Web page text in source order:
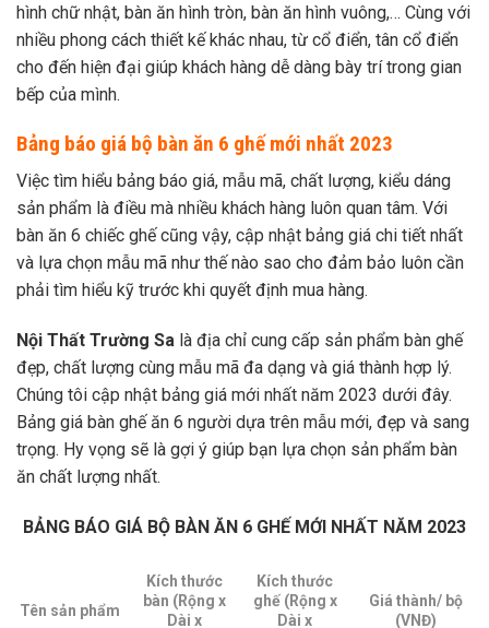
hình chữ nhật, bàn ăn hình tròn, bàn ăn hình vuông,… Cùng với
nhiều phong cách thiết kế khác nhau, từ cổ điển, tân cổ điển
cho đến hiện đại giúp khách hàng dễ dàng bày trí trong gian
bếp của mình.
Bảng báo giá bộ bàn ăn 6 ghế mới nhất 2023
Việc tìm hiểu bảng báo giá, mẫu mã, chất lượng, kiểu dáng
sản phẩm là điều mà nhiều khách hàng luôn quan tâm. Với
bàn ăn 6 chiếc ghế cũng vậy, cập nhật bảng giá chi tiết nhất
và lựa chọn mẫu mã như thế nào sao cho đảm bảo luôn cần
phải tìm hiểu kỹ trước khi quyết định mua hàng.
Nội Thất Trường Sa là địa chỉ cung cấp sản phẩm bàn ghế
đẹp, chất lượng cùng mẫu mã đa dạng và giá thành hợp lý.
Chúng tôi cập nhật bảng giá mới nhất năm 2023 dưới đây.
Bảng giá bàn ghế ăn 6 người dựa trên mẫu mới, đẹp và sang
trọng. Hy vọng sẽ là gợi ý giúp bạn lựa chọn sản phẩm bàn
ăn chất lượng nhất.
BẢNG BÁO GIÁ BỘ BÀN ĂN 6 GHẾ MỚI NHẤT NĂM 2023
Tên sản phẩm
Kích thước
bàn (Rộng x
Dài x
Kích thước
ghế (Rộng x
Dài x
Giá thành/ bộ
(VNĐ)